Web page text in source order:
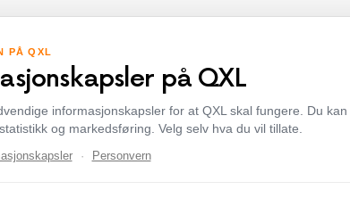
PÅ QXL
på QXL
informasjonskapsler for at QXL skal fungere. Du
og markedsføring. Velg selv hva du vil tillate.
· Personvern
Antikviteter & Kunst Hjem, Møbler & Hvitevarer Filmer og Serier
Kunst > Pins Ølpins & bryggerier